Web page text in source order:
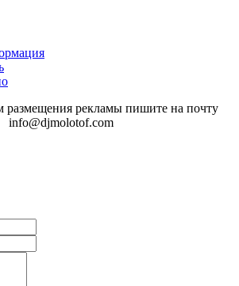
размещения рекламы пишите на почту
info@djmolotof.com